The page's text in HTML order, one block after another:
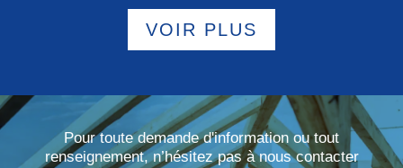
VOIR PLUS
Pour toute demande d'information ou tout
renseignement, n’hésitez pas à nous contacter